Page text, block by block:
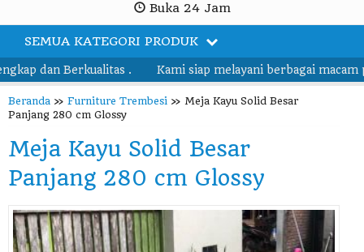
Buka 24 Jam
SEMUA KATEGORI PRODUK
dan Berkualitas . Kami siap melayani berbagai macam
Beranda » Furniture Trembesi » Meja Kayu Solid Besar
Panjang 280 cm Glossy
Meja Kayu Solid Besar
Panjang 280 cm Glossy